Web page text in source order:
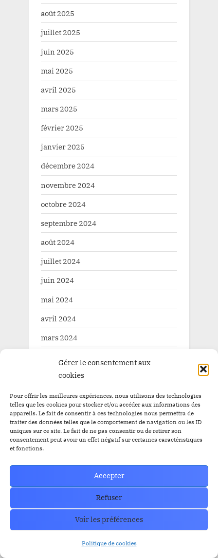
Gérer le consentement aux
cookies
Pour offrir les meilleures expériences, nous utilisons des technologies
telles que les cookies pour stocker et/ou accéder aux informations des
appareils. Le fait de consentir à ces technologies nous permettra de
traiter des données telles que le comportement de navigation ou les ID
uniques sur ce site. Le fait de ne pas consentir ou de retirer son
consentement peut avoir un effet négatif sur certaines caractéristiques
et fonctions.
Accepter
Refuser
Voir les préférences
Politique de cookies
août 2025
juillet 2025
juin 2025
mai 2025
avril 2025
mars 2025
février 2025
janvier 2025
décembre 2024
novembre 2024
octobre 2024
septembre 2024
août 2024
juillet 2024
juin 2024
mai 2024
avril 2024
mars 2024
janvier 2024
décembre 2023
novembre 2023
octobre 2023
septembre 2023
juillet 2023
Categories